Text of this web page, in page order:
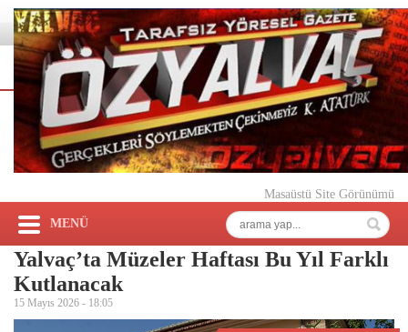
Masaüstü Site Görünümü
MENÜ
Yalvaç’ta Müzeler Haftası Bu Yıl Farklı
Kutlanacak
15 Mayıs 2026 - 18:05